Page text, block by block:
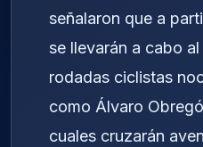
señalaron que a
se llevarán a cabo
rodadas ciclistas
como Álvaro
cuales cruzarán